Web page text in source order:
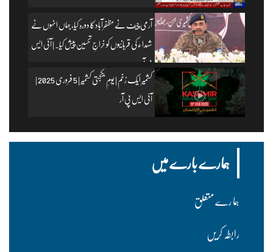
آرمی چیف نے مظفرآباد کا دورہ کیا، جہاں انہوں نے
شہداء کی قربانیوں کو خراجِ تحسین پیش کیا۔ | آئی ایس
پی آر
کشمیر ایک زخم | یومِ یکجہتی کشمیر | 5 فروری 2025 |
آئی ایس پی آر
ہمارے بارے میں
ہما رے متعلق
رابطہ کریں